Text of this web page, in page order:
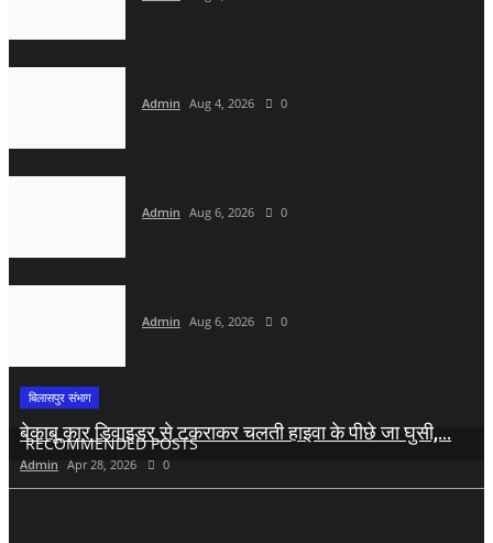
Admin Aug 4, 2026 0
Admin Aug 6, 2026 0
Admin Aug 6, 2026 0
RECOMMENDED POSTS
बिलासपुर संभाग
बेकाबू कार डिवाइडर से टकराकर चलती हाइवा के पीछे जा घुसी,...
Admin Apr 28, 2026 0